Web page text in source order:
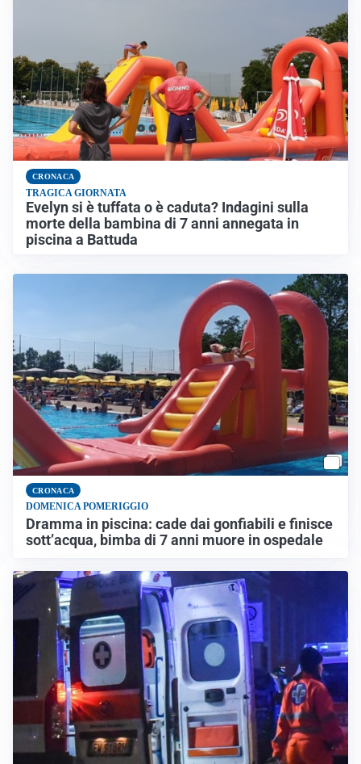
CRONACA
TRAGICA GIORNATA
Evelyn si è tuffata o è caduta? Indagini sulla
morte della bambina di 7 anni annegata in
piscina a Battuda
CRONACA
DOMENICA POMERIGGIO
Dramma in piscina: cade dai gonfiabili e finisce
sott’acqua, bimba di 7 anni muore in ospedale